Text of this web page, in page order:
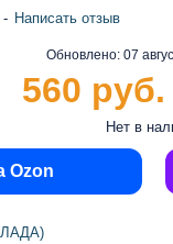
Обновлено: 07
Нет в
- Написать отзыв
560 руб.
Ozon